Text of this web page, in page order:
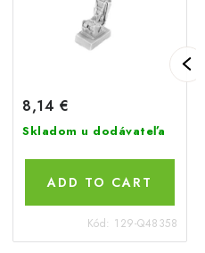
8,14 €
Skladom u dodávateľa
ADD TO CART
Kód: 129-Q48358